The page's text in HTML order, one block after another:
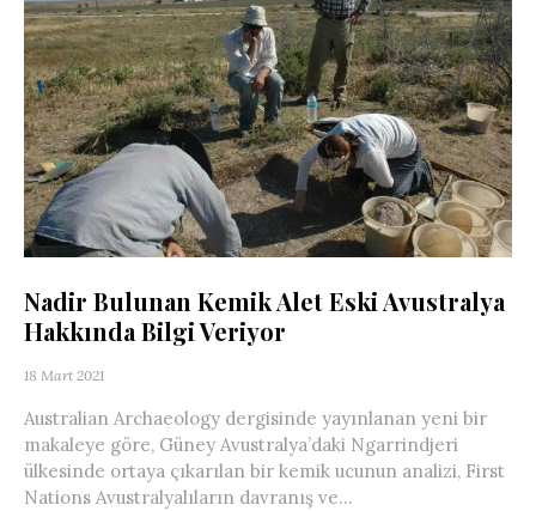
Nadir Bulunan Kemik Alet Eski Avustralya
Hakkında Bilgi Veriyor
18 Mart 2021
Australian Archaeology dergisinde yayınlanan yeni bir
makaleye göre, Güney Avustralya’daki Ngarrindjeri
ülkesinde ortaya çıkarılan bir kemik ucunun analizi, First
Nations Avustralyalıların davranış ve...